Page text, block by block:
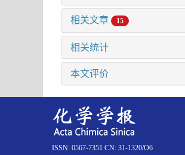
相关文章 15
相关统计
本文评价
ISSN: 0567-7351 CN: 31-1320/O6